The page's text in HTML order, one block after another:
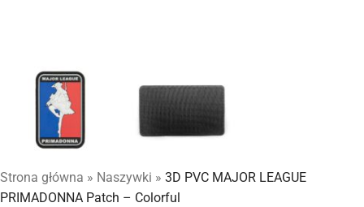
Strona główna » Naszywki » 3D PVC MAJOR LEAGUE
PRIMADONNA Patch – Colorful